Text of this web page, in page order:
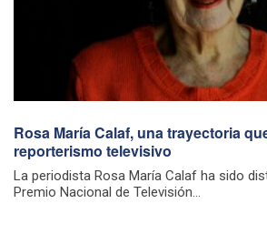
Rosa María Calaf, una trayectoria
reporterismo televisivo
La periodista Rosa María Calaf ha sido
Premio Nacional de Televisión...